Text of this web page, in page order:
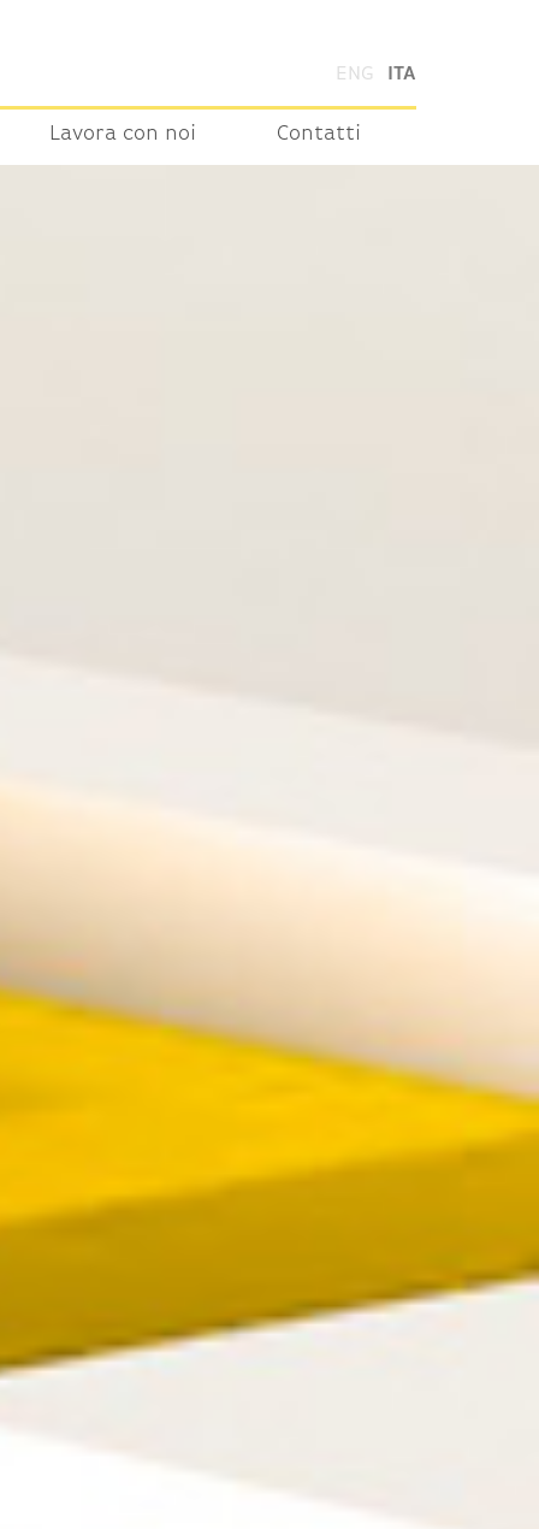
ENG ITA
Lavora con noi Contatti